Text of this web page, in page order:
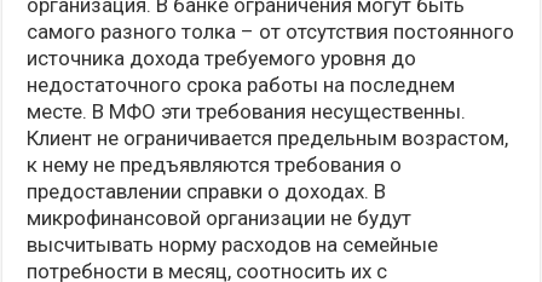
организация. В банке ограничения могут быть
самого разного толка – от отсутствия постоянного
источника дохода требуемого уровня до
недостаточного срока работы на последнем
месте. В МФО эти требования несущественны.
Клиент не ограничивается предельным возрастом,
к нему не предъявляются требования о
предоставлении справки о доходах. В
микрофинансовой организации не будут
высчитывать норму расходов на семейные
потребности в месяц, соотносить их с